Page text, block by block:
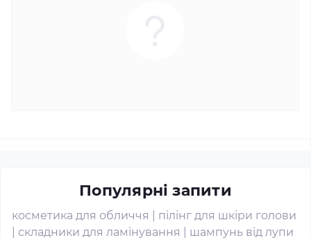
Популярні запити
косметика для обличчя
пілінг для шкіри голови
складники для ламінування
шампунь від лупи